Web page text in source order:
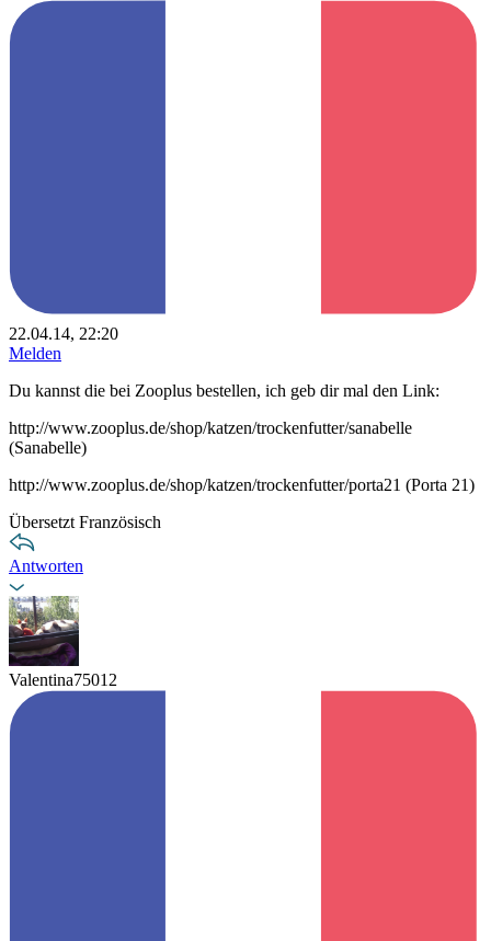
22.04.14, 22:20
Melden
Du kannst die bei Zooplus bestellen, ich geb dir mal den Link:
http://www.zooplus.de/shop/katzen/trockenfutter/sanabelle
(Sanabelle)
http://www.zooplus.de/shop/katzen/trockenfutter/porta21 (Porta 21)
Übersetzt Französisch
Antworten
Valentina75012